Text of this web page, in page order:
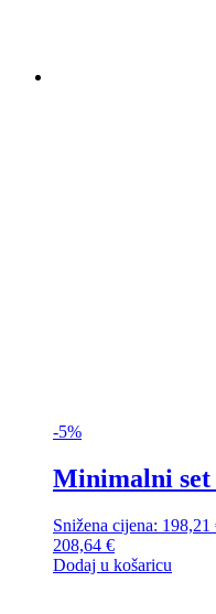
-5%
Minimalni set
Snižena cijena: 198,21
208,64 €
Dodaj u košaricu